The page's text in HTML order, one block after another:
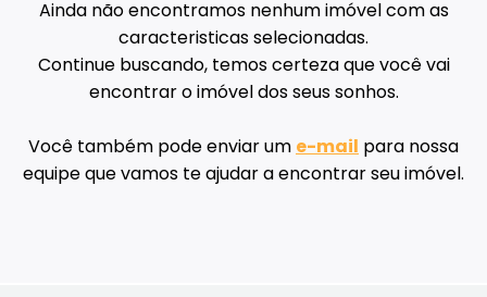
Ainda não encontramos nenhum imóvel com as
caracteristicas selecionadas.
Continue buscando, temos certeza que você vai
encontrar o imóvel dos seus sonhos.
Você também pode enviar um e-mail para nossa
equipe que vamos te ajudar a encontrar seu imóvel.